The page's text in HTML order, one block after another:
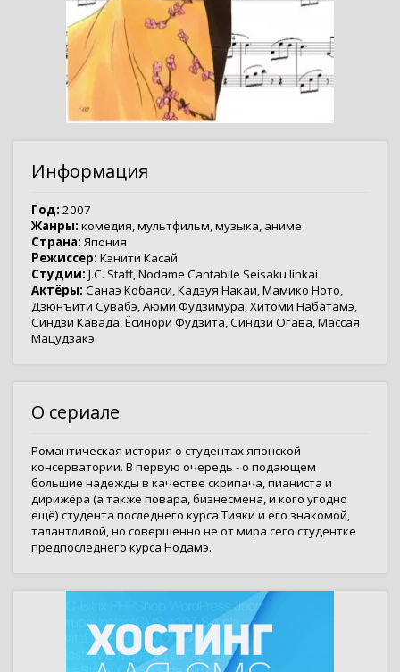
Информация
Год: 2007
Жанры: комедия,мультфильм,музыка, аниме
Страна: Япония
Режиссер: Кэнити Касай
Студии: J.C. Staff,Nodame Cantabile Seisaku Iinkai
Актёры: Санаэ Кобаяси,Кадзуя Накаи,Мамико Ното,
Дзюнъити Сувабэ,Аюми Фудзимура,Хитоми Набатамэ,
Синдзи Кавада,Ёсинори Фудзита,Синдзи Огава,Массая
Мацудзакэ
О сериале
Романтическая история о студентах японской
консерватории. В первую очередь - о подающем
большие надежды в качестве скрипача, пианиста и
дирижёра (а также повара, бизнесмена, и кого угодно
ещё) студента последнего курса Тияки и его знакомой,
талантливой, но совершенно не от мира сего студентке
предпоследнего курса Нодамэ.